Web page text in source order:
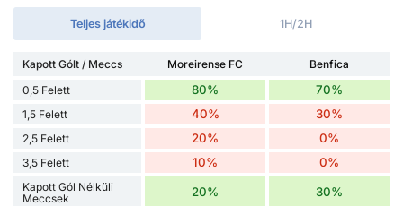
Teljes játékidő 1H/2H
Kapott Gólt / Meccs Moreirense FC
Benfica
0,5 Felett
80% 70%
1,5 Felett 40% 30%
2,5 Felett 20% 0%
3,5 Felett 10% 0%
Kapott Gól Nélküli
Meccsek
20% 30%